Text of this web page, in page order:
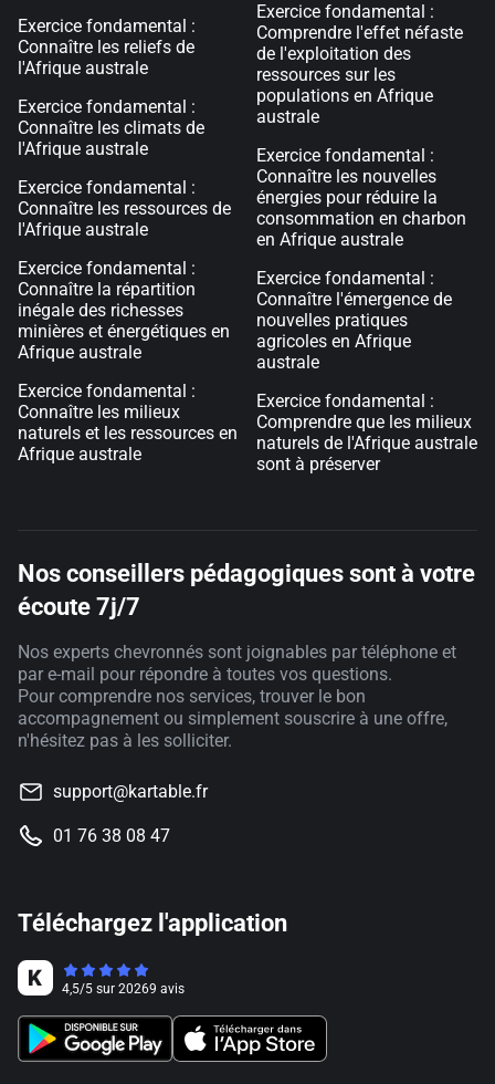
Exercice fondamental :
Connaître les reliefs de
l'Afrique australe
Exercice fondamental :
Connaître les climats de
l'Afrique australe
Exercice fondamental :
Connaître les ressources de
l'Afrique australe
Exercice fondamental :
Connaître la répartition
inégale des richesses
minières et énergétiques en
Afrique australe
Exercice fondamental :
Connaître les milieux
naturels et les ressources en
Afrique australe
Exercice fondamental :
Comprendre l'effet néfaste
de l'exploitation des
ressources sur les
populations en Afrique
australe
Exercice fondamental :
Connaître les nouvelles
énergies pour réduire la
consommation en charbon
en Afrique australe
Exercice fondamental :
Connaître l'émergence de
nouvelles pratiques
agricoles en Afrique
australe
Exercice fondamental :
Comprendre que les milieux
naturels de l'Afrique australe
sont à préserver
Nos conseillers pédagogiques sont à votre
écoute 7j/7
Nos experts chevronnés sont joignables par téléphone et
par e-mail pour répondre à toutes vos questions.
Pour comprendre nos services, trouver le bon
accompagnement ou simplement souscrire à une offre,
n'hésitez pas à les solliciter.
support@kartable.fr
01 76 38 08 47
Téléchargez l'application
4,5/5 sur 20269 avis